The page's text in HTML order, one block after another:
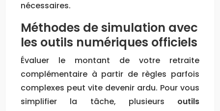
nécessaires.
Méthodes de simulation avec
les outils numériques officiels
Évaluer le montant de votre retraite
complémentaire à partir de règles parfois
complexes peut vite devenir ardu. Pour vous
simplifier la tâche, plusieurs outils